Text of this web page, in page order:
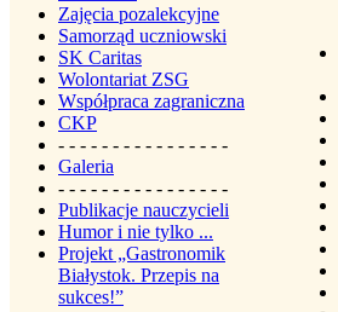
Zajęcia pozalekcyjne
Samorząd uczniowski
SK Caritas
Wolontariat ZSG
Współpraca zagraniczna
CKP
- - - - - - - - - - - - - - - -
Galeria
- - - - - - - - - - - - - - - -
Publikacje nauczycieli
Humor i nie tylko ...
Projekt „Gastronomik
Białystok. Przepis na
sukces!”